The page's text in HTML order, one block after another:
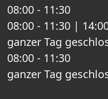
08:00 - 11:30
08:00 - 11:30 |
ganzer Tag
08:00 - 11:30
ganzer Tag